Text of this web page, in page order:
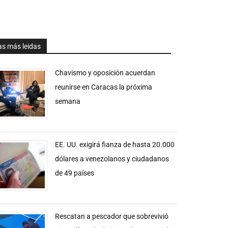
más leidas
Chavismo y oposición acuerdan
reunirse en Caracas la próxima
semana
EE. UU. exigirá fianza de hasta 20.000
dólares a venezolanos y ciudadanos
de 49 países
Rescatan a pescador que sobrevivió